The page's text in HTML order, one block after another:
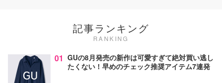
記事ランキング
RANKING
01 GUの8月発売の新作は可愛すぎて絶対買い逃し
たくない！早めのチェック推奨アイテム7連発